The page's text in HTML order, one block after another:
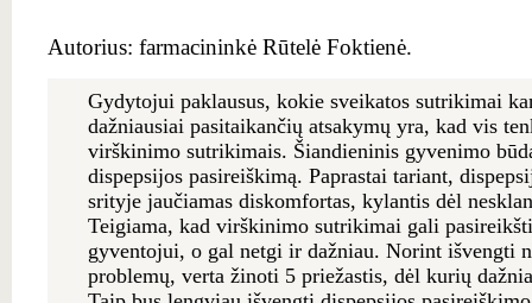
Autorius: farmacininkė Rūtelė Foktienė.
Gydytojui paklausus, kokie sveikatos sutrikimai
dažniausiai pasitaikančių atsakymų yra, kad vis
virškinimo sutrikimais. Šiandieninis gyvenimo
dispepsijos pasireiškimą. Paprastai tariant,
srityje jaučiamas diskomfortas, kylantis dėl
Teigiama, kad virškinimo sutrikimai gali
gyventojui, o gal netgi ir dažniau. Norint išvengti
problemų, verta žinoti 5 priežastis, dėl kurių